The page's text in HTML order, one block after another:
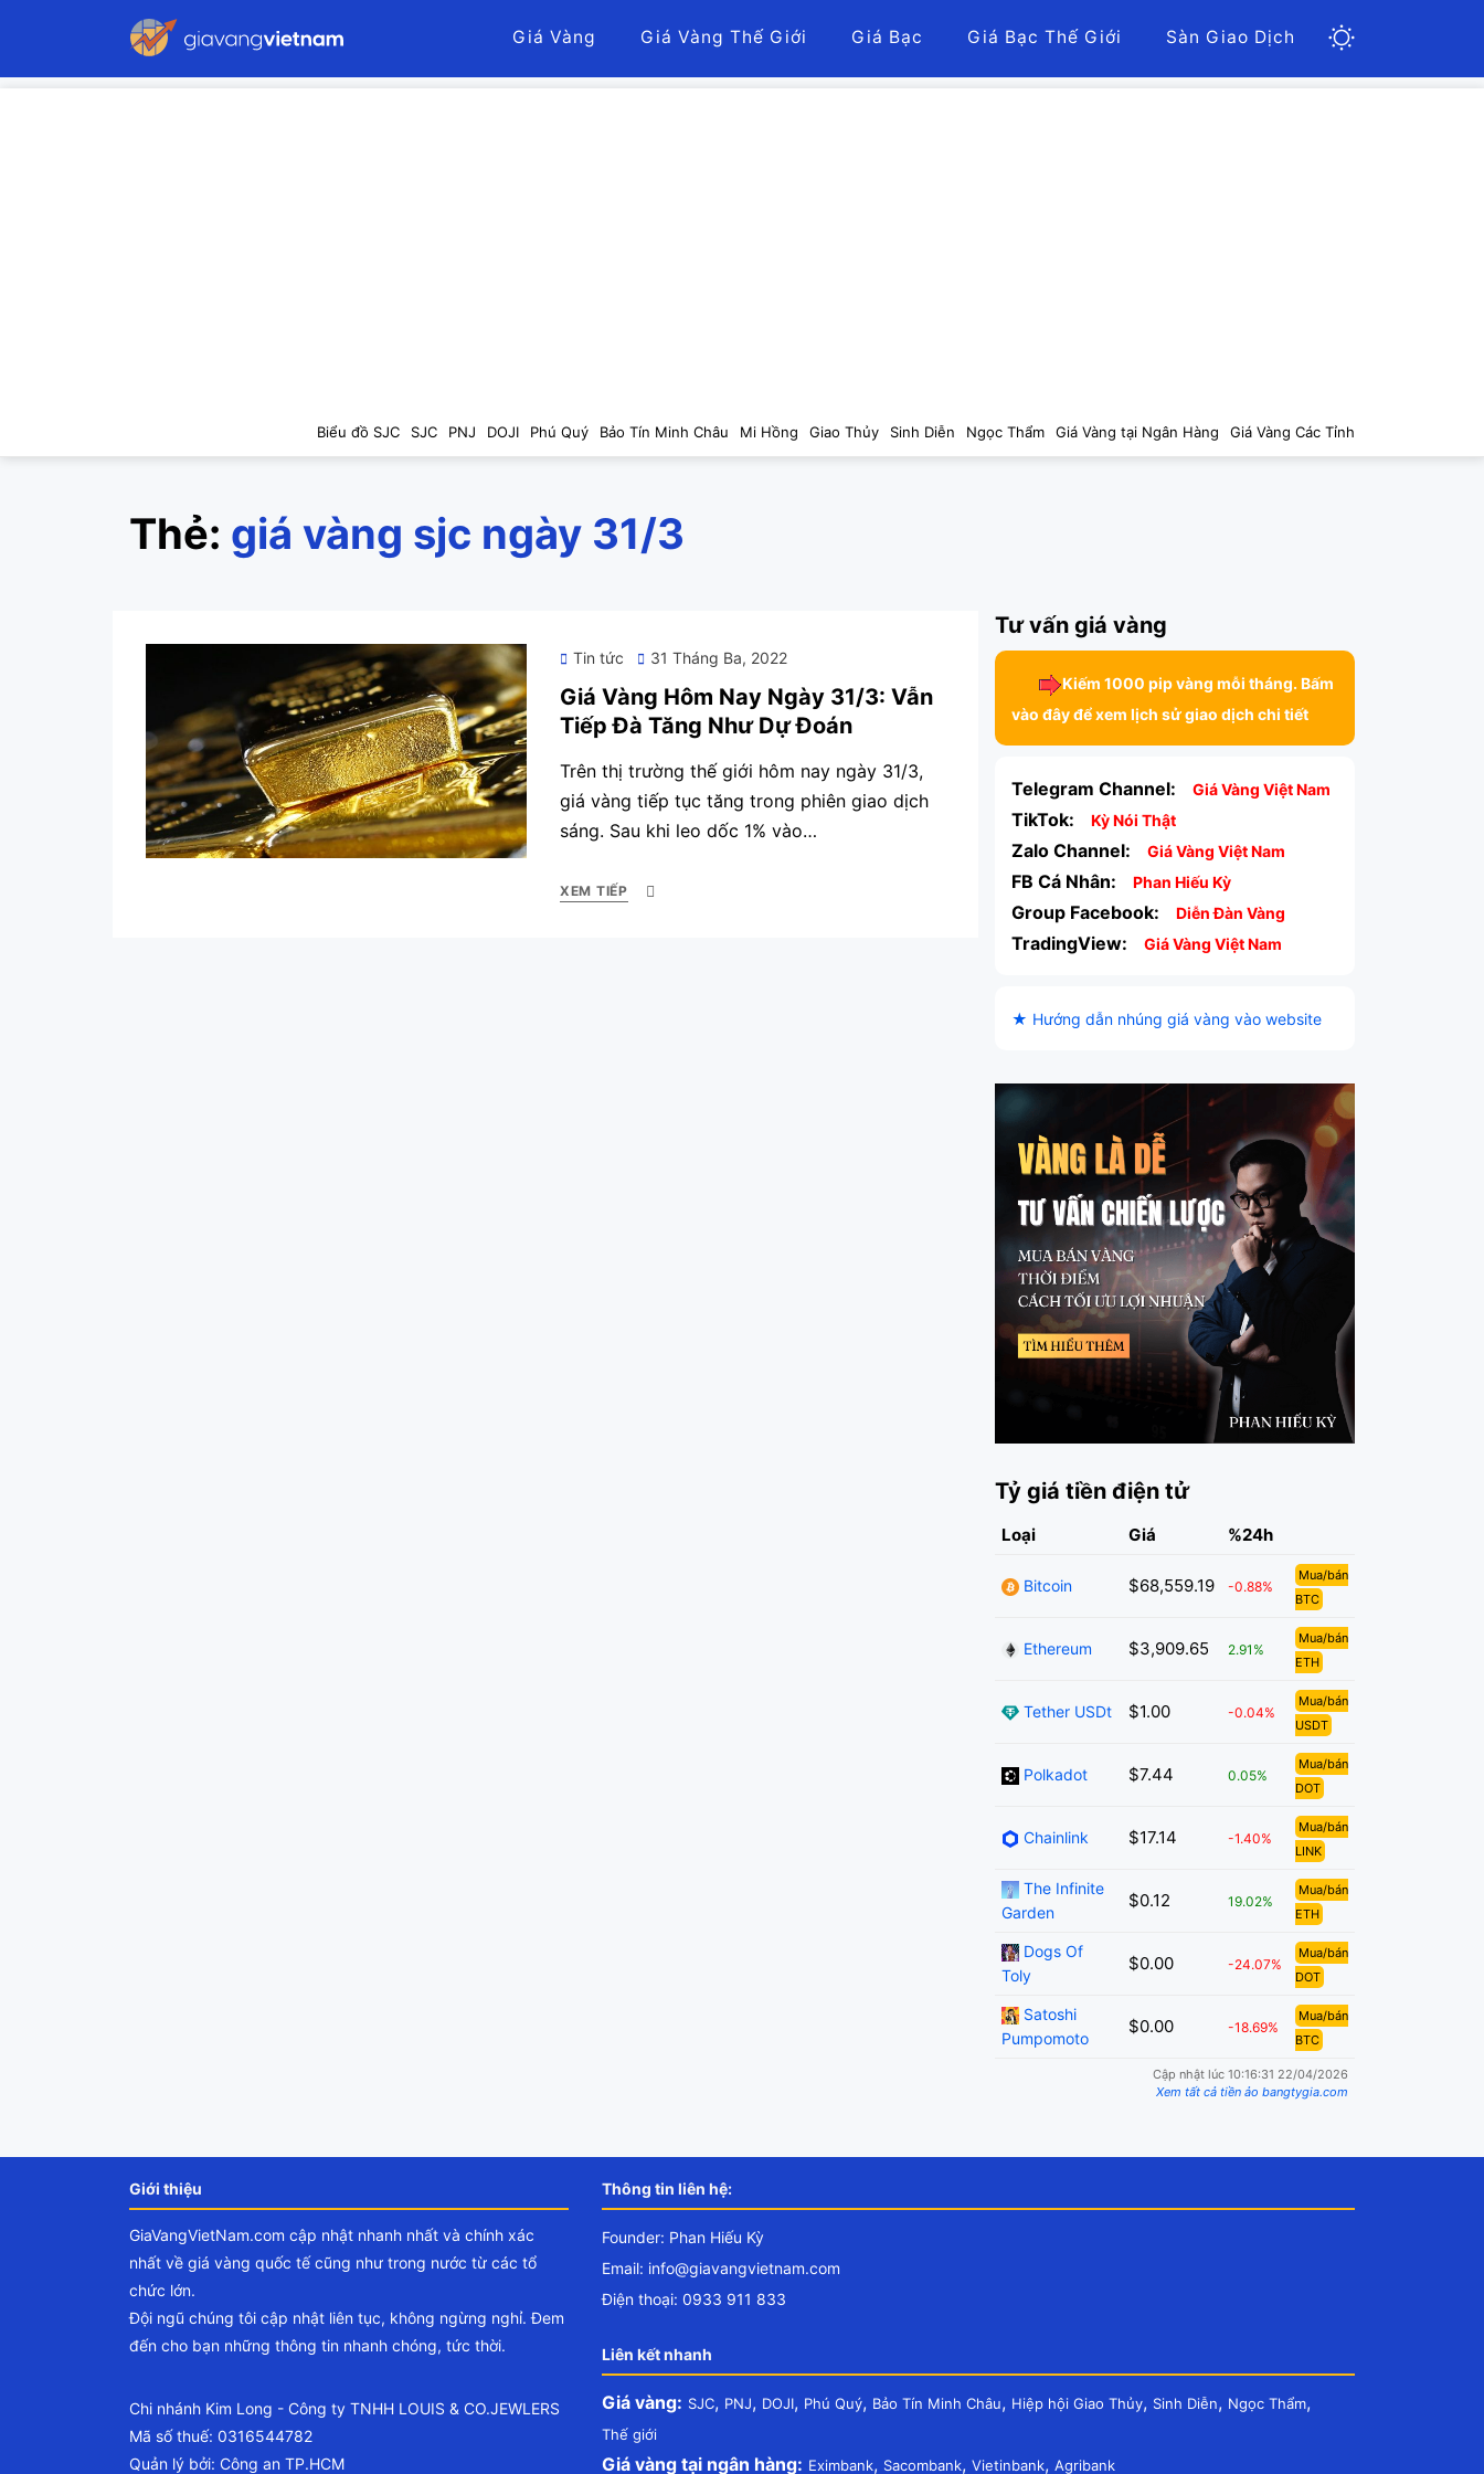
Giá Vàng Giá Vàng Thế Giới Giá Bạc Giá Bạc Thế Giới Sàn Giao Dịch
Biểu đồ SJC SJC PNJ DOJI Phú Quý Bảo Tín Minh Châu Mi Hồng Giao Thủy Sinh Diễn Ngọc Thẩm Giá Vàng tại Ngân Hàng Giá Vàng Các Tỉnh
Thẻ: giá vàng sjc ngày 31/3
Tin tức
Posted
31 Tháng Ba, 2022
Giá Vàng Hôm Nay Ngày 31/3: Vẫn
Tiếp Đà Tăng Như Dự Đoán
Trên thị trường thế giới hôm nay ngày 31/3,
giá vàng tiếp tục tăng trong phiên giao dịch
sáng. Sau khi leo dốc 1% vào…
XEM TIẾP
Tư vấn giá vàng
Kiếm 1000 pip vàng mỗi tháng. Bấm
vào đây để xem lịch sử giao dịch chi tiết
Telegram Channel: Giá Vàng Việt Nam
TikTok: Kỳ Nói Thật
Zalo Channel: Giá Vàng Việt Nam
FB Cá Nhân: Phan Hiếu Kỳ
Group Facebook: Diễn Đàn Vàng
TradingView: Giá Vàng Việt Nam
★ Hướng dẫn nhúng giá vàng vào website
Tỷ giá tiền điện tử
Loại Giá %24h
Bitcoin $68,559.19 -0.88%
Mua/bán
BTC
Ethereum $3,909.65 2.91%
Mua/bán
ETH
Tether USDt $1.00 -0.04%
Mua/bán
USDT
Polkadot $7.44 0.05%
Mua/bán
DOT
Chainlink $17.14 -1.40%
Mua/bán
LINK
The Infinite
Garden
$0.12 19.02%
Mua/bán
ETH
Dogs Of
Toly
$0.00 -24.07%
Mua/bán
DOT
Satoshi
Pumpomoto
$0.00 -18.69%
Mua/bán
BTC
Cập nhật lúc 10:16:31 22/04/2026
Xem tất cả tiền ảo bangtygia.com
Giới thiệu
GiaVangVietNam.com cập nhật nhanh nhất và chính xác
nhất về giá vàng quốc tế cũng như trong nước từ các tổ
chức lớn.
Đội ngũ chúng tôi cập nhật liên tục, không ngừng nghỉ. Đem
đến cho bạn những thông tin nhanh chóng, tức thời.
Chi nhánh Kim Long - Công ty TNHH LOUIS & CO.JEWLERS
Mã số thuế: 0316544782
Quản lý bởi: Công an TP.HCM
Thông tin liên hệ:
Founder: Phan Hiếu Kỳ
Email: info@giavangvietnam.com
Điện thoại: 0933 911 833
Liên kết nhanh
Giá vàng: SJC, PNJ, DOJI, Phú Quý, Bảo Tín Minh Châu, Hiệp hội Giao Thủy, Sinh Diễn, Ngọc Thẩm,
Thế giới
Giá vàng tại ngân hàng: Eximbank, Sacombank, Vietinbank, Agribank